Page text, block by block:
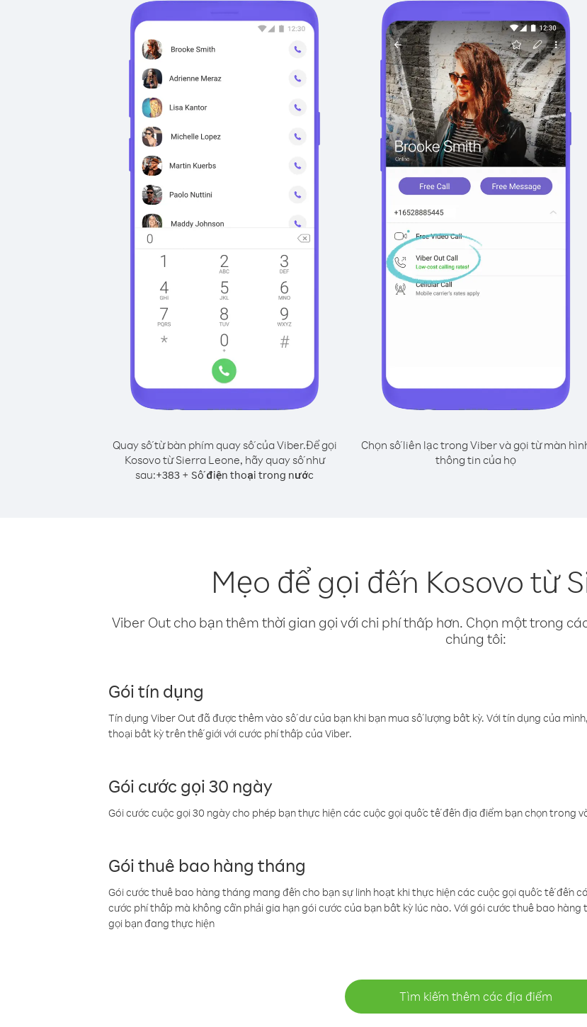
Quay số từ bàn phím quay số của Viber.Để gọi
Kosovo từ Sierra Leone, hãy quay số như
sau:+383 + Số điện thoại trong nước
Chọn số liên lạc trong Viber và gọi từ màn
thông tin của họ
Mẹo để gọi đến Kosovo từ
Viber Out cho bạn thêm thời gian gọi với chi phí thấp hơn. Chọn một trong
chúng tôi:
Gói tín dụng
Tín dụng Viber Out đã được thêm vào số dư của bạn khi bạn mua số lượng bất kỳ. Với tín dụng của
thoại bất kỳ trên thế giới với cước phí thấp của Viber.
Gói cước gọi 30 ngày
Gói cước cuộc gọi 30 ngày cho phép bạn thực hiện các cuộc gọi quốc tế đến địa điểm bạn chọn trong
Gói thuê bao hàng tháng
Gói cước thuê bao hàng tháng mang đến cho bạn sự linh hoạt khi thực hiện các cuộc gọi quốc tế đến
cước phí thấp mà không cần phải gia hạn gói cước của bạn bất kỳ lúc nào. Với gói cước thuê bao
gọi bạn đang thực hiện
Tìm kiếm thêm các địa điểm